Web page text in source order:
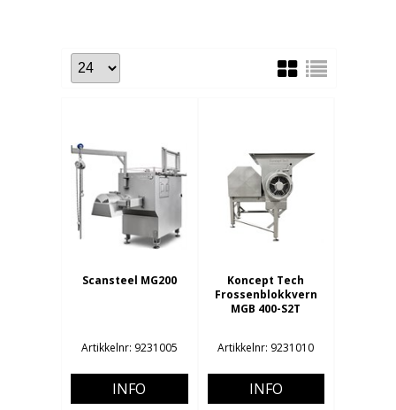
Scansteel MG200
Artikkelnr: 9231005
INFO
Koncept Tech
Frossenblokkvern
MGB 400-S2T
Artikkelnr: 9231010
INFO